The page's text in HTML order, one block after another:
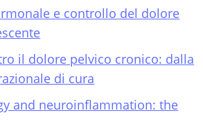
e controllo del dolore
il dolore pelvico cronico: dalla
di cura
and neuroinflammation: the